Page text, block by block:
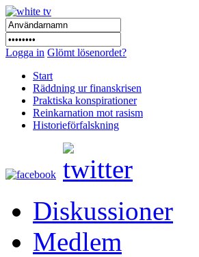
Logga in Glömt lösenordet?
Start
Räddning ur finanskrisen
Praktiska konspirationer
Reinkarnation mot rasism
Historieförfalskning
Diskussioner
Medlem